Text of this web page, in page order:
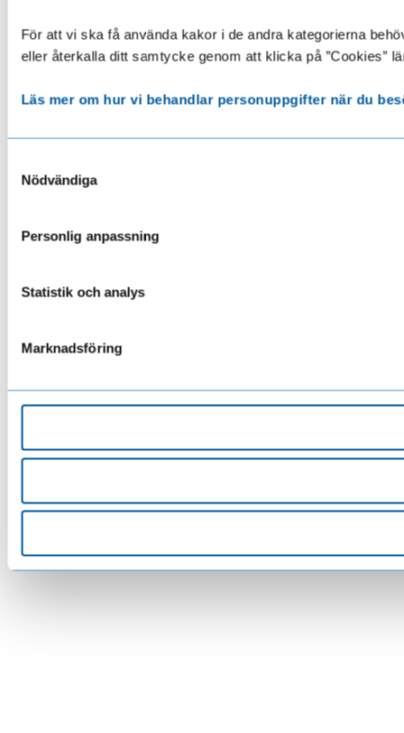
För att vi ska få använda kakor i de andra kategorierna
eller återkalla ditt samtycke genom att klicka på ”Cookies”
Läs mer om hur vi behandlar personuppgifter när du
Nödvändiga
Personlig anpassning
Statistik och analys
Marknadsföring